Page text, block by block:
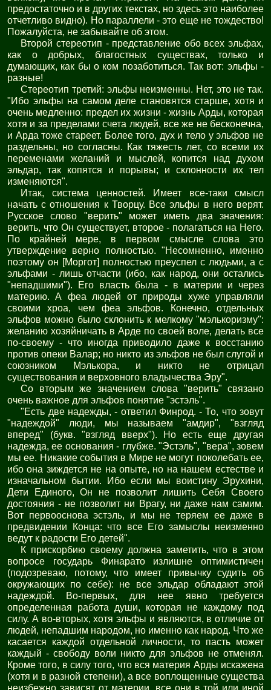
предостаточно и в других текстах, но здесь это наиболее
отчетливо видно). Но параллели - это еще не тождество!
Пожалуйста, не забывайте об этом.
Второй стереотип - представление обо всех эльфах,
как о добрых, благостных существах, только и
думающих, как бы о ком позаботиться. Так вот: эльфы -
разные!
Стереотип третий: эльфы неизменны. Нет, это не так.
"Ибо эльфы на самом деле становятся старше, хотя и
очень медленно: предел их жизни - жизнь Арды, которая
хотя и за пределами счета людей, все же не бесконечна,
и Арда тоже стареет. Более того, дух и тело у эльфов не
раздельны, но согласны. Как тяжесть лет, со всеми их
переменами желаний и мыслей, копится над духом
эльдар, так копятся и порывы; и склонности их тел
изменяются".
Итак, система ценностей. Имеет все-таки смысл
начать с отношения к Творцу. Все эльфы в него верят.
Русское слово "верить" может иметь два значения:
верить, что Он существует, второе - полагаться на Него.
По крайней мере, в первом смысле слова это
утверждение верно полностью. "Несомненно, именно
поэтому он [Моргот] полностью преуспел с людьми, а с
эльфами - лишь отчасти (ибо, как народ, они остались
"непадшими"). Его власть была - в материи и через
материю. А феа людей от природы хуже управляли
своими хроа, чем феа эльфов. Конечно, отдельных
эльфов можно было cклонить к мелкому "мэлькоризму":
желанию хозяйничать в Арде по своей воле, делать все
по-своему - что иногда приводило даже к восстанию
против опеки Валар; но никто из эльфов не был слугой и
союзником Мэлькора, и никто не отрицал
существования и верховного владычества Эру".
Со вторым же значением слова "верить" связано
очень важное для эльфов понятие "эстэль".
"Есть две надежды, - ответил Финрод. - То, что зовут
"надеждой" люди, мы называем "амдир", "взгляд
вперед" (букв. "взгляд вверх"). Но есть еще другая
надежда, ее основания - глубже. "Эстэль", "вера", зовем
мы ее. Никакие события в Мире не могут поколебать ее,
ибо она зиждется не на опыте, но на нашем естестве и
изначальном бытии. Ибо если мы воистину Эрухини,
Дети Единого, Он не позволит лишить Себя Своего
достояния - не позволит ни Врагу, ни даже нам самим.
Вот первооснова эстэль, и мы не теряем ее даже в
предвидении Конца: что все Его замыслы неизменно
ведут к радости Его детей".
К прискорбию своему должна заметить, что в этом
вопросе государь Финарато излишне оптимистичен
(подозреваю, потому, что имеет привычку судить об
окружающих по себе): не все эльдар обладают этой
надеждой. Во-первых, для нее явно требуется
определенная работа души, которая не каждому под
силу. А во-вторых, хотя эльфы и являются, в отличие от
людей, непадшим народом, но именно как народ. Что же
касается каждой отдельной личности, то пасть может
каждый - свободу воли никто для эльфов не отменял.
Кроме того, в силу того, что вся материя Арды искажена
(хотя и в разной степени), а все воплощенные существа
неизбежно зависят от материи, все они в той или иной